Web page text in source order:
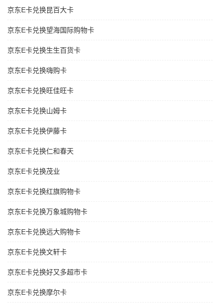
京东E卡兑换昆百大卡
京东E卡兑换望海国际购物卡
京东E卡兑换生生百货卡
京东E卡兑换嗨购卡
京东E卡兑换旺佳旺卡
京东E卡兑换山姆卡
京东E卡兑换伊藤卡
京东E卡兑换仁和春天
京东E卡兑换茂业
京东E卡兑换红旗购物卡
京东E卡兑换万象城购物卡
京东E卡兑换远大购物卡
京东E卡兑换文轩卡
京东E卡兑换好又多超市卡
京东E卡兑换摩尔卡